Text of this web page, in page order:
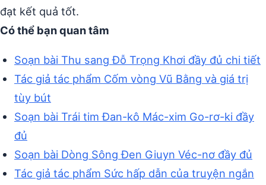
đạt kết quả tốt.
Có thể bạn quan tâm
Soạn bài Thu sang Đỗ Trọng Khơi đầy đủ chi tiết
Tác giả tác phẩm Cốm vòng Vũ Bằng và giá trị
tùy bút
Soạn bài Trái tim Đan-kô Mác-xim Go-rơ-ki đầy
đủ
Soạn bài Dòng Sông Đen Giuyn Véc-nơ đầy đủ
Tác giả tác phẩm Sức hấp dẫn của truyện ngắn